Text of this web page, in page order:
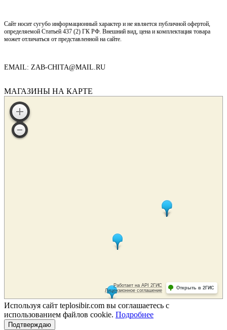
Сайт носит сугубо информационный характер и не является публичной офертой,
определяемой Статьей 437 (2) ГК РФ. Внешний вид, цена и комплектация товара
может отличаться от представленной на сайте.
EMAIL: ZAB-CHITA@MAIL.RU
МАГАЗИНЫ НА КАРТЕ
Используя сайт teplosibir.com вы соглашаетесь с
использованием файлов cookie. Подробнее
Подтверждаю